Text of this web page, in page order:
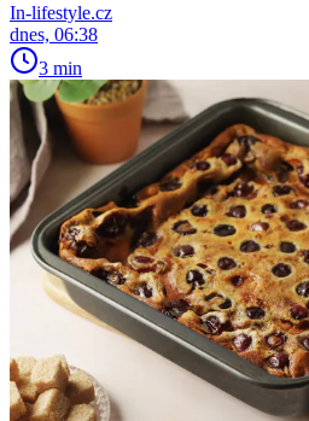
In-lifestyle.cz
dnes, 06:38
3 min